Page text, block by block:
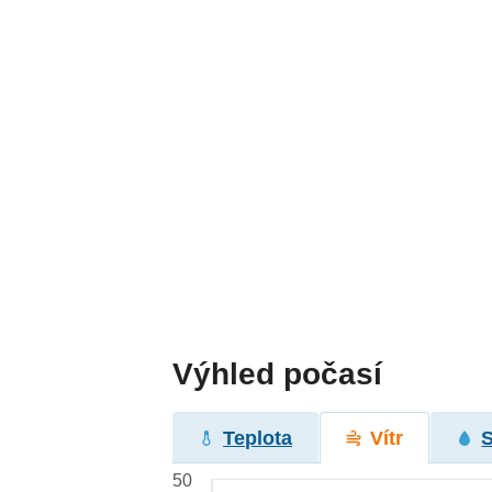
Výhled počasí
Teplota Vítr
50